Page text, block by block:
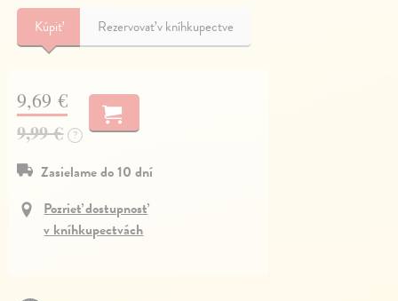
Kúpiť Rezervovať v kníhkupectve
9,69 €
9,99 € ?
Zasielame do 10 dní
Pozrieť dostupnosť
v kníhkupectvách